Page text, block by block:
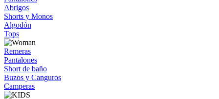
Abrigos
Shorts y Monos
Algodón
Tops
Remeras
Pantalones
Short de baño
Buzos y Canguros
Camperas